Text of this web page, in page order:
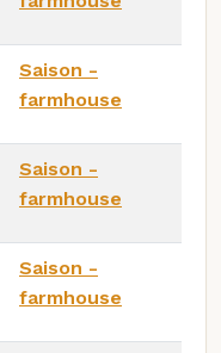
Saison -
farmhouse
Saison -
farmhouse
Saison -
farmhouse